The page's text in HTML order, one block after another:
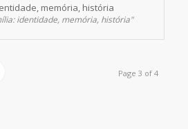
memória, história
identidade, memória, história"
Page 3 of 4